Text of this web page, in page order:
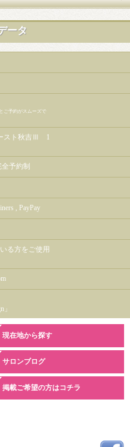
ータ
ご予約がスムーズで
スト秋吉Ⅲ 1
予約制
, PayPay
る方をご使用
現在地から探す
サロンブログ
掲載ご希望の方はコチラ